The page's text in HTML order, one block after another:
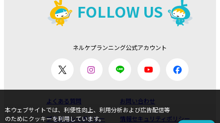
FOLLOW US
ネルケプランニング公式アカウント
よくある質問 お問い合わせ
プライバシーポリシー 情報セキュリティポリシー
本ウェブサイトでは、利便性向上、利用分析および広告配信等
のためにクッキーを利用しています。